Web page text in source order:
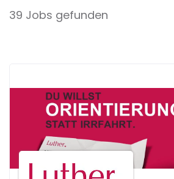
39 Jobs gefunden